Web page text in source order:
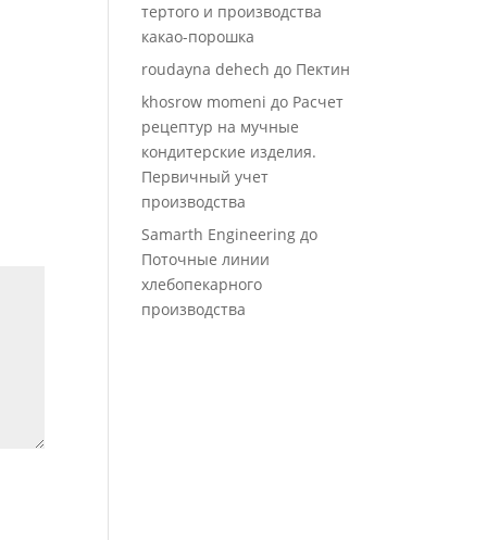
тертого и производства
какао-порошка
roudayna dehech до Пектин
khosrow momeni до Расчет
рецептур на мучные
кондитерские изделия.
Первичный учет
производства
Samarth Engineering до
Поточные линии
хлебопекарного
производства